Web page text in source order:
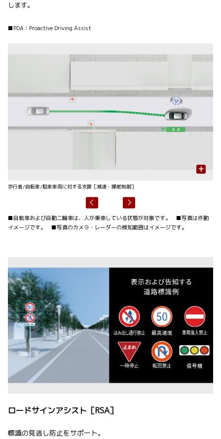
します。
■PDA：Proactive Driving Assist
+
歩行者/自転車/駐車車両に対する支援［減速・操舵制御］
■自転車および自動二輪車は、人が乗車している状態が対象です。 ■写真は作動
イメージです。 ■写真のカメラ・レーダーの検知範囲はイメージです。
ロードサインアシスト［RSA］
標識の見逃し防止をサポート。